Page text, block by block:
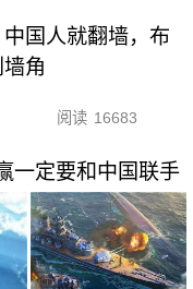
国人就翻墙，布
角
阅读 16683
一定要和中国联手